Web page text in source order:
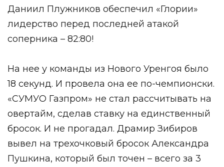
Даниил Плужников обеспечил «Глории»
лидерство перед последней атакой
соперника – 82:80!
На нее у команды из Нового Уренгоя было
18 секунд. И провела она ее по-чемпионски.
«СУМУО Газпром» не стал рассчитывать на
овертайм, сделав ставку на единственный
бросок. И не прогадал. Драмир Зибиров
вывел на трехочковый бросок Александра
Пушкина, который был точен – всего за 3